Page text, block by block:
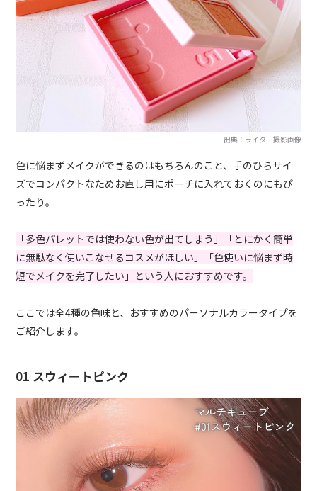
出典：ライター撮影画像
色に悩まずメイクができるのはもちろんのこと、手のひらサイ
ズでコンパクトなためお直し用にポーチに入れておくのにもぴ
ったり。
「多色パレットでは使わない色が出てしまう」「とにかく簡単
に無駄なく使いこなせるコスメがほしい」「色使いに悩まず時
短でメイクを完了したい」という人におすすめです。
ここでは全4種の色味と、おすすめのパーソナルカラータイプを
ご紹介します。
01 スウィートピンク